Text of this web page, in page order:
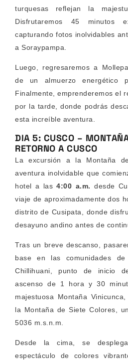
turquesas reflejan la
Disfrutaremos 45 minutos
capturando fotos inolvidables
a Soraypampa.
Luego, regresaremos a
de un almuerzo energético
Finalmente, emprenderemos el
por la tarde, donde podrás
esta increíble aventura.
DIA 5: CUSCO –
RETORNO A CUSCO
La excursión a la Montaña
aventura inolvidable que
hotel a las 4:00 a.m. desde
viaje de aproximadamente dos
distrito de Cusipata, donde
desayuno andino antes de
Tras un breve descanso,
base en las comunidades
Chillihuani, punto de inicio
ascenso de 1 hora y 30
majestuosa Montaña
la Montaña de Siete Colores,
5036 m.s.n.m.
Desde la cima, se
espectáculo de colores